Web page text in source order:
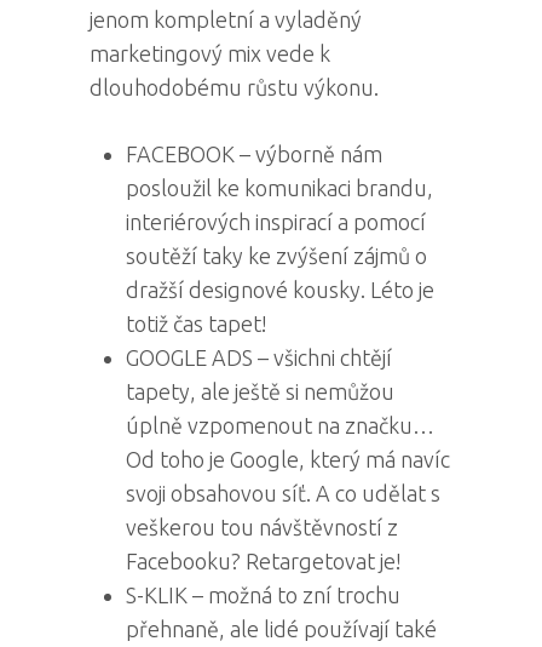
jenom kompletní a vyladěný
marketingový mix vede k
dlouhodobému růstu výkonu.
FACEBOOK – výborně nám
posloužil ke komunikaci brandu,
interiérových inspirací a pomocí
soutěží taky ke zvýšení zájmů o
dražší designové kousky. Léto je
totiž čas tapet!
GOOGLE ADS – všichni chtějí
tapety, ale ještě si nemůžou
úplně vzpomenout na značku…
Od toho je Google, který má navíc
svoji obsahovou síť. A co udělat s
veškerou tou návštěvností z
Facebooku? Retargetovat je!
S-KLIK – možná to zní trochu
přehnaně, ale lidé používají také